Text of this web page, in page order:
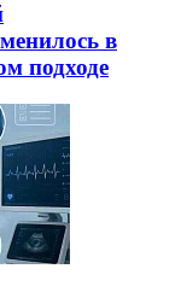
в
подходе